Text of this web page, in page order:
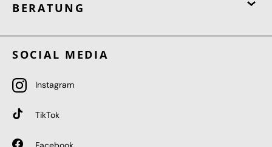
BERATUNG
SOCIAL MEDIA
Instagram
TikTok